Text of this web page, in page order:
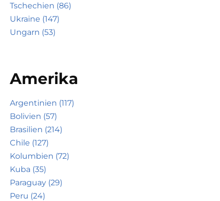
Tschechien (86)
Ukraine (147)
Ungarn (53)
Amerika
Argentinien (117)
Bolivien (57)
Brasilien (214)
Chile (127)
Kolumbien (72)
Kuba (35)
Paraguay (29)
Peru (24)